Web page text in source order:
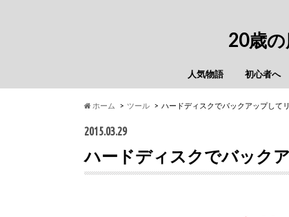
20歳
人気物語 初心者へ
ホーム ツール ハードディスクでバックアップして
2015.03.29
ハードディスクでバック